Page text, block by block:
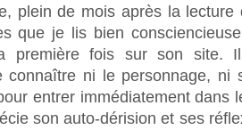
plein de mois après la lecture
que je lis bien
première fois sur son site. Il
connaître ni le personnage,
entrer immédiatement dans
son auto-dérision et ses